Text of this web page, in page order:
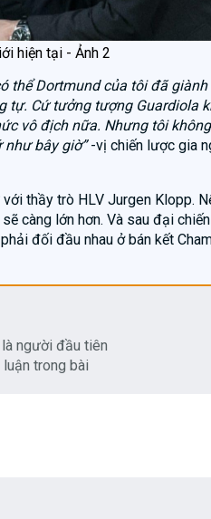
hiện tại - Ảnh 2
thể Dortmund của tôi đã
tự. Cứ tưởng tượng Guardiola
vô địch nữa. Nhưng tôi
bây giờ”-vị chiến lược gia
thầy trò HLV Jurgen Klopp.
càng lớn hơn. Và sau đại
đối đầu nhau ở bán kết
là người đầu tiên
luận trong bài